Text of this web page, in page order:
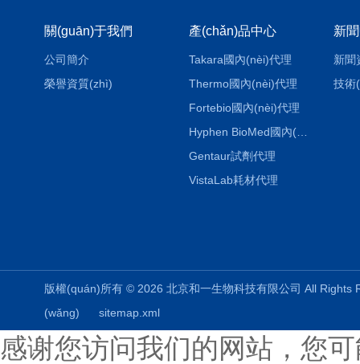
關(guān)于我們
公司簡介
榮譽資質(zhì)
產(chǎn)品中心
Takara國內(nèi)代理
Thermo國內(nèi)代理
Fortebio國內(nèi)代理
Hyphen BioMed國內(nèi)代理
Gentaur試劑代理
VistaLab耗材代理
新
新聞
技術
版權(quán)所有 © 2026 北京和一生物科技有限公司 All
(wǎng)
sitemap.xml
感谢您访问我们的网站，您